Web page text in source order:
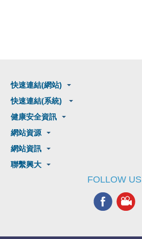
快速連結(網站)
快速連結(系統)
健康安全資訊
網站資源
網站資訊
聯繫興大
FOLLOW US